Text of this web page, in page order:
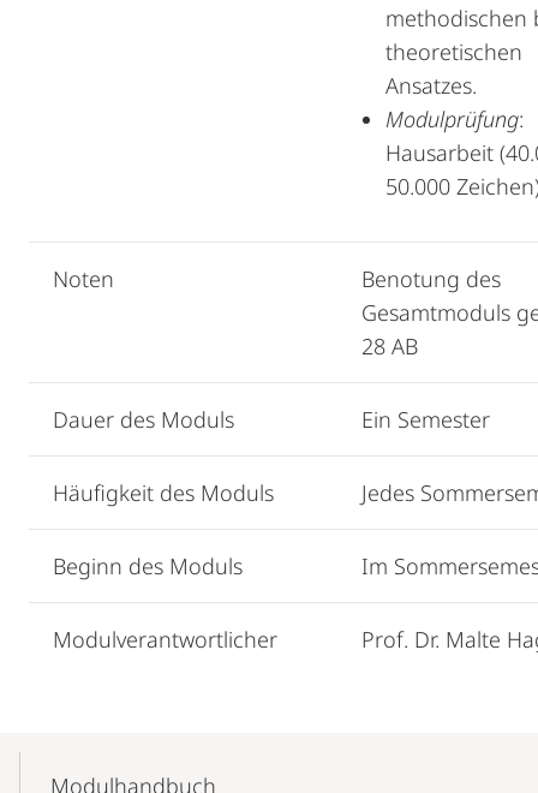
methodischen
theoretischen
Ansatzes.
Modulprüfung:
Hausarbeit
50.000
Noten
Benotung des
Gesamtmoduls
28 AB
Dauer des Moduls Ein Semester
Häufigkeit des Moduls Jedes
Beginn des Moduls Im
Modulverantwortlicher Prof. Dr. Malte
Modulhandbuch